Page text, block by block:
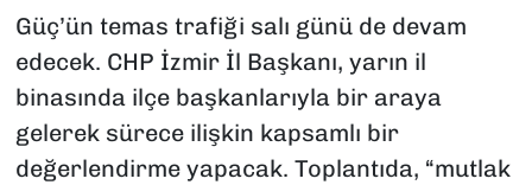
Güç’ün temas trafiği salı günü de devam
edecek. CHP İzmir İl Başkanı, yarın il
binasında ilçe başkanlarıyla bir araya
gelerek sürece ilişkin kapsamlı bir
değerlendirme yapacak. Toplantıda, “mutlak